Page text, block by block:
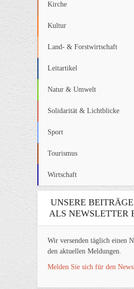
Kirche
Kultur
Land- & Forstwirtschaft
Leitartikel
Natur & Umwelt
Solidarität & Lichtblicke
Sport
Tourismus
Wirtschaft
UNSERE
ALS NEWSLETTER
Wir versenden täglich einen
den aktuellen Meldungen.
Melden Sie sich für den